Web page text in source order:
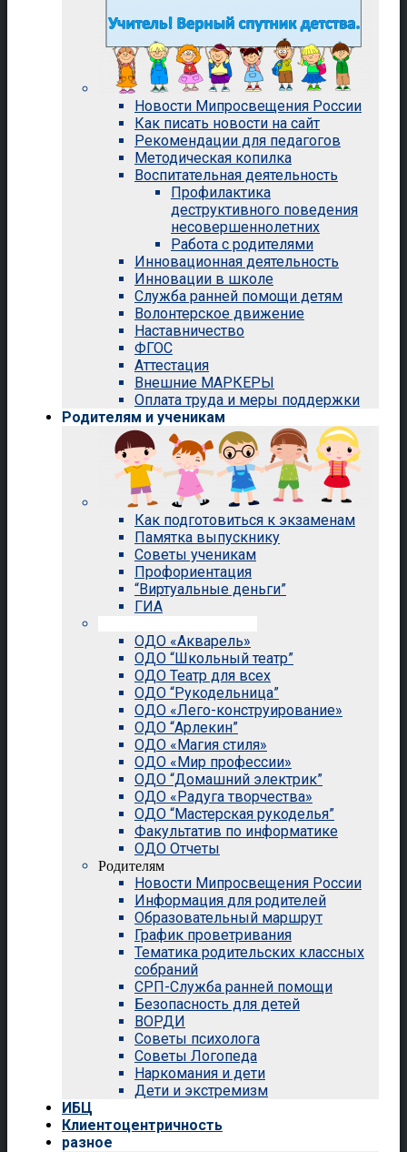
Новости Мипросвещения России
Как писать новости на сайт
Рекомендации для педагогов
Методическая копилка
Воспитательная деятельность
Профилактика
деструктивного поведения
несовершеннолетних
Работа с родителями
Инновационная деятельность
Инновации в школе
Служба ранней помощи детям
Волонтерское движение
Наставничество
ФГОС
Аттестация
Внешние МАРКЕРЫ
Оплата труда и меры поддержки
Родителям и ученикам
Как подготовиться к экзаменам
Памятка выпускнику
Советы ученикам
Профориентация
“Виртуальные деньги”
ГИА
ОДО «Акварель»
ОДО “Школьный театр”
ОДО Театр для всех
ОДО “Рукодельница”
ОДО «Лего-конструирование»
ОДО “Арлекин”
ОДО «Магия стиля»
ОДО «Мир профессии»
ОДО “Домашний электрик”
ОДО «Радуга творчества»
ОДО “Мастерская рукоделья”
Факультатив по информатике
ОДО Отчеты
Родителям
Новости Мипросвещения России
Информация для родителей
Образовательный маршрут
График проветривания
Тематика родительских классных
собраний
СРП-Служба ранней помощи
Безопасность для детей
ВОРДИ
Советы психолога
Советы Логопеда
Наркомания и дети
Дети и экстремизм
ИБЦ
Клиентоцентричность
разное